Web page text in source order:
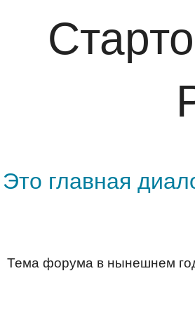
Это главная
Тема форума в нынешнем